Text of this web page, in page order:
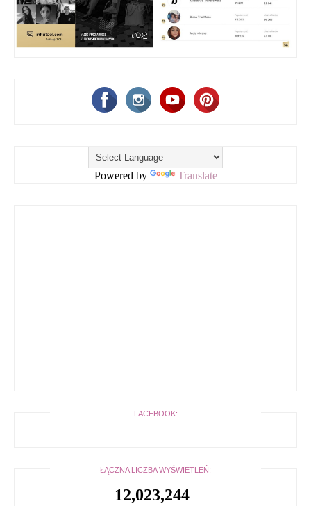
Powered by Translate
FACEBOOK:
ŁĄCZNA LICZBA WYŚWIETLEŃ:
12,023,244